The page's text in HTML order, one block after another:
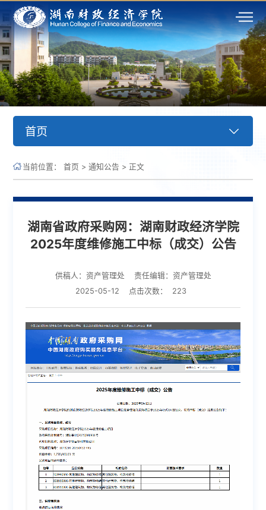
首页
当前位置：首页 >通知公告 > 正文
湖南省政府采购网：湖南财政经济学院
2025年度维修施工中标（成交）公告
供稿人：资产管理处
责任编辑：资产管理处
2025-05-12
点击次数： 223